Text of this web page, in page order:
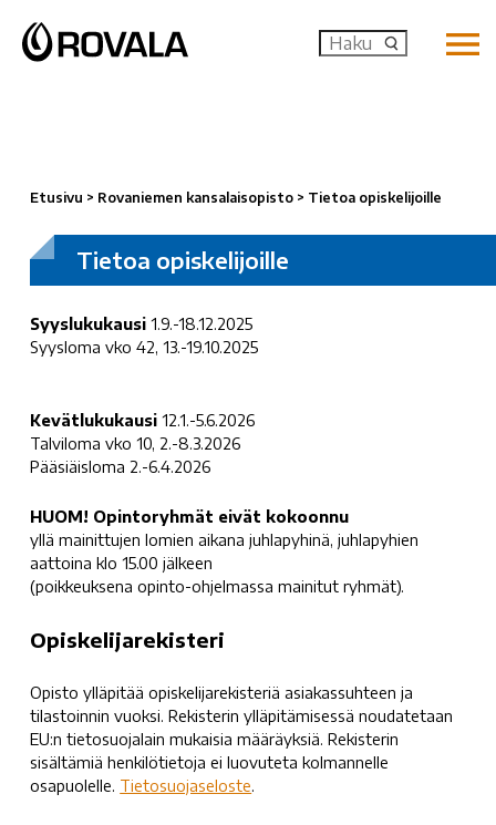
Etusivu > Rovaniemen kansalaisopisto > Tietoa opiskelijoille
Tietoa opiskelijoille
Syyslukukausi 1.9.-18.12.2025
Syysloma vko 42, 13.-19.10.2025
Kevätlukukausi 12.1.-5.6.2026
Talviloma vko 10, 2.-8.3.2026
Pääsiäisloma 2.-6.4.2026
HUOM! Opintoryhmät eivät kokoonnu
yllä mainittujen lomien aikana juhlapyhinä, juhlapyhien
aattoina klo 15.00 jälkeen
(poikkeuksena opinto-ohjelmassa mainitut ryhmät).
Opiskelijarekisteri
Opisto ylläpitää opiskelijarekisteriä asiakassuhteen ja
tilastoinnin vuoksi. Rekisterin ylläpitämisessä noudatetaan
EU:n tietosuojalain mukaisia määräyksiä. Rekisterin
sisältämiä henkilötietoja ei luovuteta kolmannelle
osapuolelle. Tietosuojaseloste.